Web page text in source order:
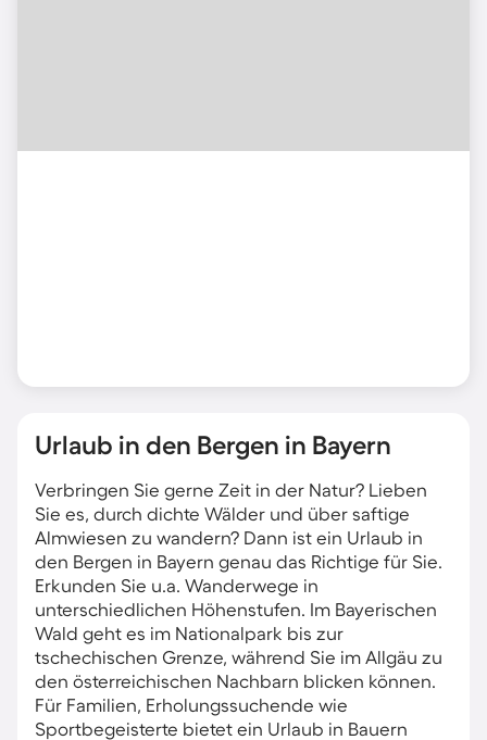
Urlaub in den Bergen in Bayern
Verbringen Sie gerne Zeit in der Natur? Lieben
Sie es, durch dichte Wälder und über saftige
Almwiesen zu wandern? Dann ist ein Urlaub in
den Bergen in Bayern genau das Richtige für Sie.
Erkunden Sie u.a. Wanderwege in
unterschiedlichen Höhenstufen. Im Bayerischen
Wald geht es im Nationalpark bis zur
tschechischen Grenze, während Sie im Allgäu zu
den österreichischen Nachbarn blicken können.
Für Familien, Erholungssuchende wie
Sportbegeisterte bietet ein Urlaub in Bauern